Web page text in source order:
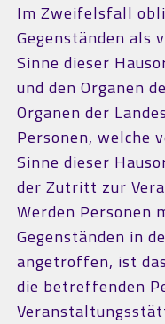
Im Zweifelsfall
Gegenständen als
Sinne dieser
und den Organen
Organen der
Personen, welche
Sinne dieser
der Zutritt zur
Werden Personen
Gegenständen in
angetroffen, ist
die betreffenden